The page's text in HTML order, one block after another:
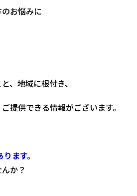
お悩みに
、地域に根付き、
供できる情報がございます。
ます。
か？